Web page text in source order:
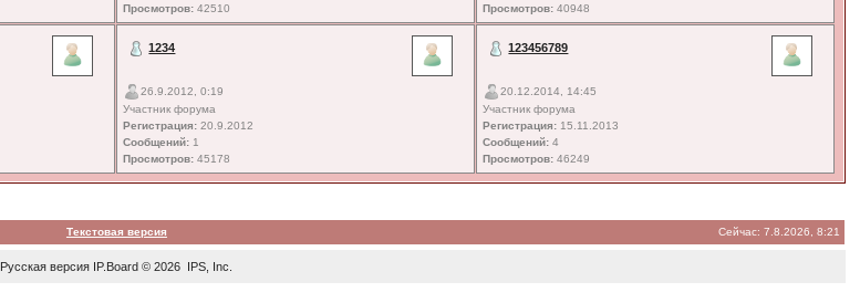
Просмотров: 42510
Просмотров: 40948
1234
26.9.2012, 0:19
Участник форума
Регистрация: 20.9.2012
Сообщений: 1
Просмотров: 45178
123456789
20.12.2014, 14:45
Участник форума
Регистрация: 15.11.2013
Сообщений: 4
Просмотров: 46249
Текстовая версия Сейчас: 7.8.2026, 8:21
Русская версия IP.Board© 2026 IPS, Inc